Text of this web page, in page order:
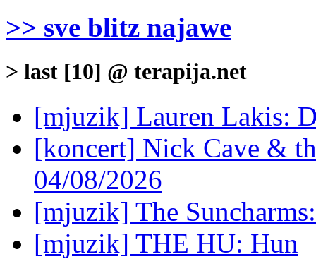
>> sve blitz najawe
> last [10] @ terapija.net
[mjuzik] Lauren Lakis:
[koncert] Nick Cave &
04/08/2026
[mjuzik] The
[mjuzik] THE HU: Hun